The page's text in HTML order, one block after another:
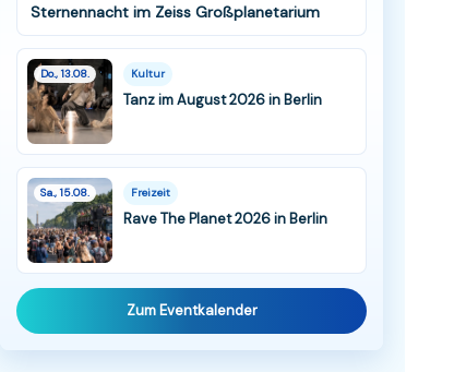
Sternennacht im Zeiss Großplanetarium
Do., 13.08. Kultur
Tanz im August 2026 in Berlin
Sa., 15.08. Freizeit
Rave The Planet 2026 in Berlin
Zum Eventkalender